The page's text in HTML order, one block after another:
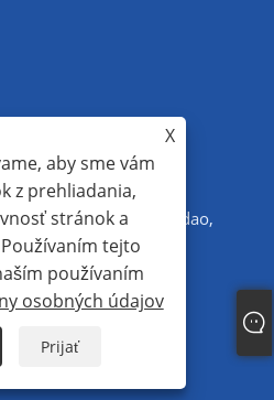
Jiaozhou District, Qingdao,
X
aby sme vám
z prehliadania,
stránok a
tejto
používaním
osobných údajov
Prijať